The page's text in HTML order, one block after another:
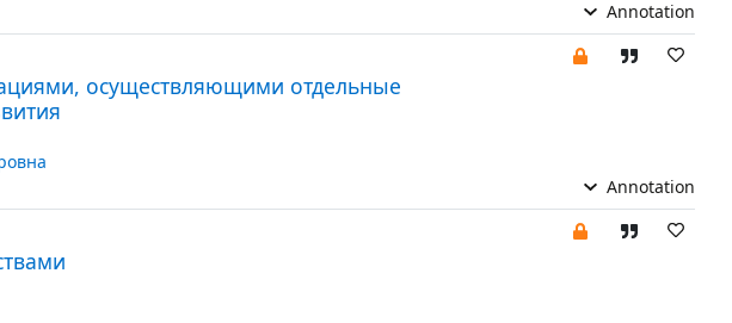
Annotation
осуществляющими отдельные
Annotation